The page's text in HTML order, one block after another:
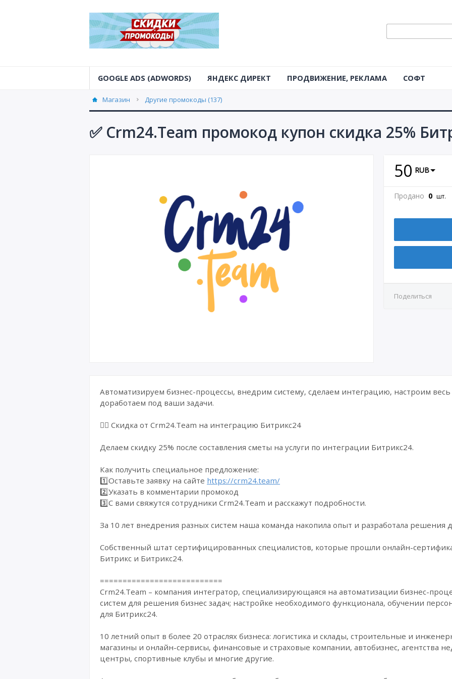
GOOGLE ADS (ADWORDS) ЯНДЕКС ДИРЕКТ ПРОДВИЖЕНИЕ, РЕКЛАМА СОФТ
Магазин Другие промокоды (137)
✅ Crm24.Team промокод купон скидка 25%
50 RUB
Продано 0 шт.
Поделиться
Автоматизируем бизнес-процессы, внедрим систему, сделаем интеграцию, настроим
доработаем под ваши задачи.
❤️‍🔥 Скидка от Crm24.Team на интеграцию Битрикс24
Делаем скидку 25% после составления сметы на услуги по интеграции Битрикс24.
Как получить специальное предложение:
1️⃣Оставьте заявку на сайте https://crm24.team/
2️⃣Указать в комментарии промокод
3️⃣С вами свяжутся сотрудники Crm24.Team и расскажут подробности.
За 10 лет внедрения разных систем наша команда накопила опыт и разработала решения
Собственный штат сертифицированных специалистов, которые прошли онлайн-
Битрикс и Битрикс24.
===========================
Crm24.Team – компания интегратор, специализирующаяся на автоматизации бизнес-
систем для решения бизнес задач; настройке необходимого функционала, обучении
для Битрикс24.
10 летний опыт в более 20 отраслях бизнеса: логистика и склады, строительные и
магазины и онлайн-сервисы, финансовые и страховые компании, автобизнес, агентства
центры, спортивные клубы и многие другие.